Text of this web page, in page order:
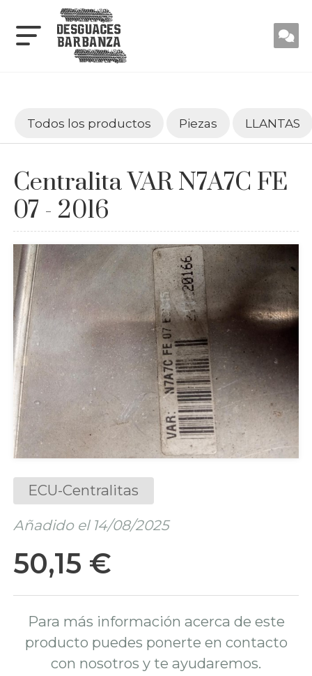
Todos los productos Piezas LLANTAS
Centralita VAR N7A7C FE
07 - 2016
ECU-Centralitas
Añadido el 14/08/2025
50,15 €
Para más información acerca de este
producto puedes ponerte en contacto
con nosotros y te ayudaremos.